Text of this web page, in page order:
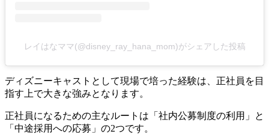
レイはなママ(@disney_ray_hana_mom)がシェアした投稿
ディズニーキャストとして現場で培った経験は、正社員を目
指す上で大きな強みとなります。
正社員になるための主なルートは「社内公募制度の利用」と
「中途採用への応募」の2つです。